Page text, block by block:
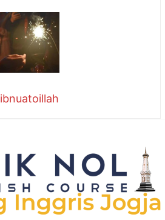
ibnuatoillah